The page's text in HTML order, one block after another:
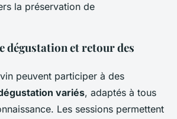
la préservation de
dégustation et retour des
peuvent participer à des
variés, adaptés à tous
Les sessions permettent